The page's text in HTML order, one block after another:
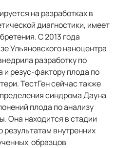
на разработках в
диагностики, имеет
С 2013 года
Ульяновского наноцентра
разработку по
резус-фактору плода по
ТестГен сейчас также
синдрома Дауна
плода по анализу
Она находится в стадии
результатам внутренних
образцов